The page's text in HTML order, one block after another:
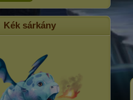
Kék sárkány